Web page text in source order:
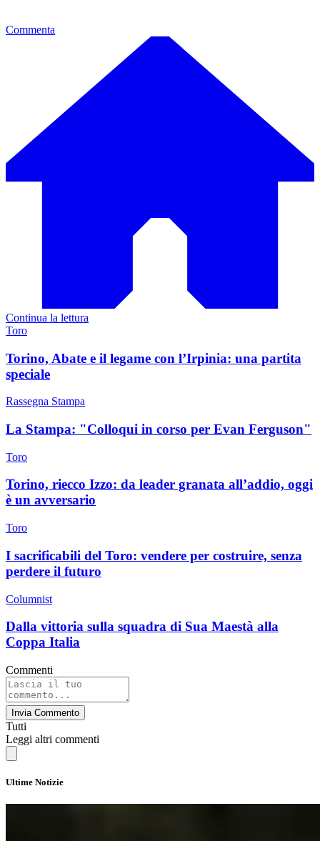
Commenta
Continua la lettura
Toro
Torino, Abate e il legame con l’Irpinia: una partita
speciale
Rassegna Stampa
La Stampa: "Colloqui in corso per Evan Ferguson"
Toro
Torino, riecco Izzo: da leader granata all’addio, oggi
è un avversario
Toro
I sacrificabili del Toro: vendere per costruire, senza
perdere il futuro
Columnist
Dalla vittoria sulla squadra di Sua Maestà alla
Coppa Italia
Commenti
Invia Commento
Tutti
Leggi altri commenti
Ultime Notizie